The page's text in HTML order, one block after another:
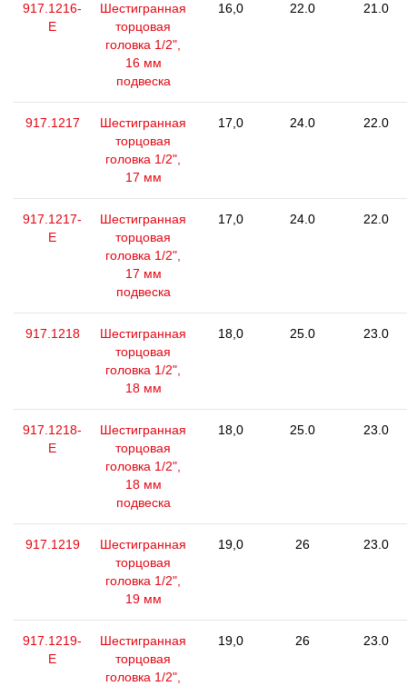
917.1216-
E
Шестигранная
торцовая
головка 1/2",
16 мм
подвеска
16,0 22.0 21.0
917.1217
Шестигранная
торцовая
головка 1/2",
17 мм
17,0 24.0 22.0
917.1217-
E
Шестигранная
торцовая
головка 1/2",
17 мм
подвеска
17,0 24.0 22.0
917.1218
Шестигранная
торцовая
головка 1/2",
18 мм
18,0 25.0 23.0
917.1218-
E
Шестигранная
торцовая
головка 1/2",
18 мм
подвеска
18,0 25.0 23.0
917.1219
Шестигранная
торцовая
головка 1/2",
19 мм
19,0 26 23.0
917.1219-
E
Шестигранная
торцовая
головка 1/2",
19,0 26 23.0